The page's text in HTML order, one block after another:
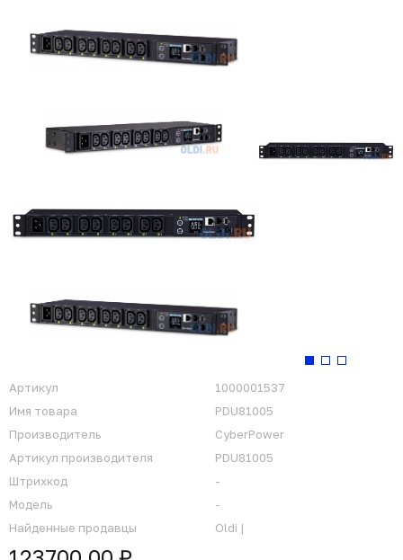
Артикул
1000001537
Имя товара
PDU81005
Производитель
CyberPower
Артикул производителя
PDU81005
Штрихкод
-
Модель
-
Найденные продавцы
Oldi |